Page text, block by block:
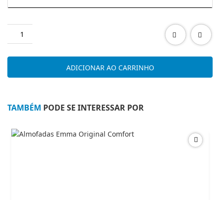
ADICIONAR AO CARRINHO
TAMBÉM PODE SE INTERESSAR POR